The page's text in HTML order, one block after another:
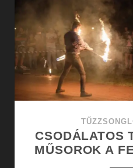
CSODÁLATOS
MŰSOROK A